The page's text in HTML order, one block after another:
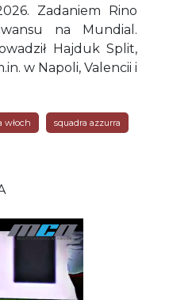
Zadaniem Rino
na Mundial.
Hajduk Split,
w Napoli, Valencii i
włoch squadra azzurra